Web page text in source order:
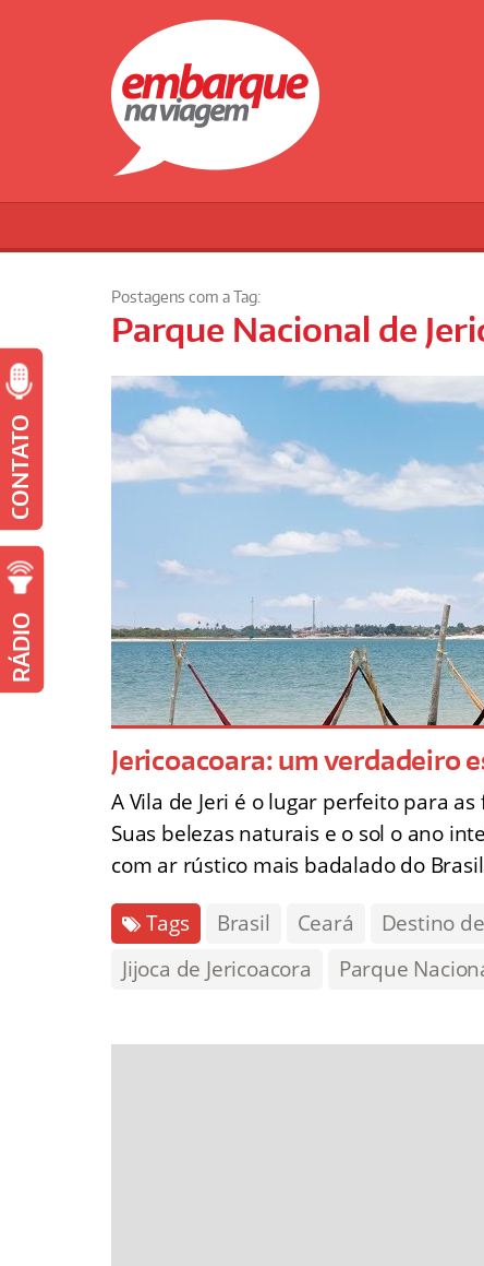
Postagens com a Tag:
Parque Nacional de
Jericoacoara: um verdadeiro
A Vila de Jeri é o lugar perfeito para
Suas belezas naturais e o sol o ano
com ar rústico mais badalado do
Tags Brasil Ceará Destino
Jijoca de Jericoacora
Parque
CONTATO
RÁDIO